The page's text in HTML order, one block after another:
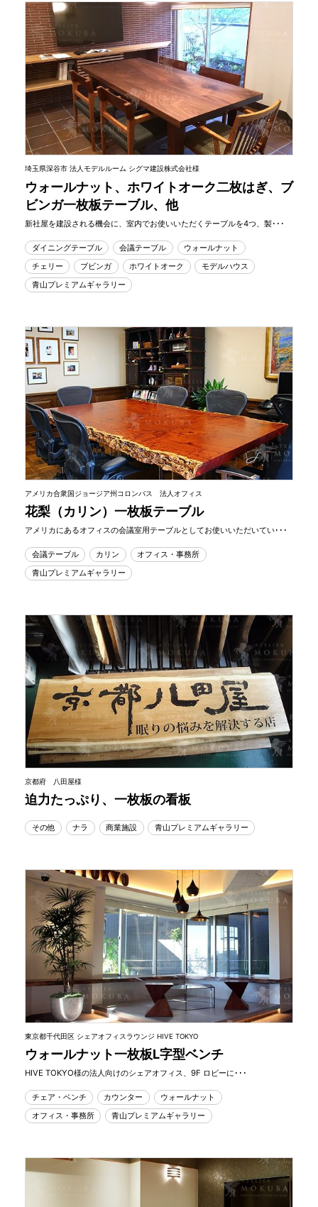
埼玉県深谷市 法人モデルルーム シグマ建設株式会社様
ウォールナット、ホワイトオーク二枚はぎ、ブ
ビンガ一枚板テーブル、他
新社屋を建設される機会に、室内でお使いいただくテーブルを4つ、製･･･
ダイニングテーブル 会議テーブル
ウォールナット
チェリー
ブビンガ ホワイトオーク
モデルハウス
青山プレミアムギャラリー
アメリカ合衆国ジョージア州コロンバス 法人オフィス
花梨（カリン）一枚板テーブル
アメリカにあるオフィスの会議室用テーブルとしてお使いいただいてい･･･
会議テーブル カリン
オフィス・事務所
青山プレミアムギャラリー
京都府 八田屋様
迫力たっぷり、一枚板の看板
その他 ナラ 商業施設 青山プレミアムギャラリー
東京都千代田区 シェアオフィスラウンジ HIVE TOKYO
ウォールナット一枚板L字型ベンチ
HIVE TOKYO様の法人向けのシェアオフィス、9F ロビーに･･･
チェア・ベンチ カウンター
ウォールナット
オフィス・事務所
青山プレミアムギャラリー